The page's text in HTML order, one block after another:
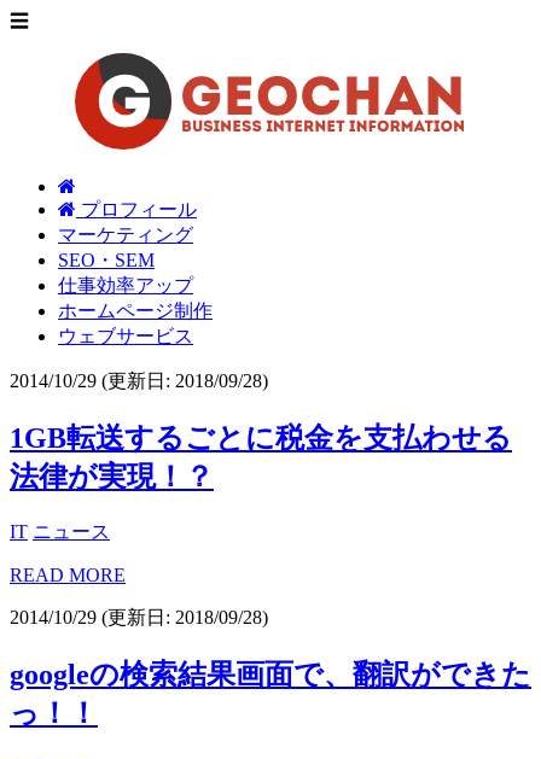
☰
プロフィール
マーケティング
SEO・SEM
仕事効率アップ
ホームページ制作
ウェブサービス
2014/10/29 (更新日: 2018/09/28)
1GB転送するごとに税金を支払わせる
法律が実現！？
IT ニュース
READ MORE
2014/10/29 (更新日: 2018/09/28)
googleの検索結果画面で、翻訳ができた
っ！！